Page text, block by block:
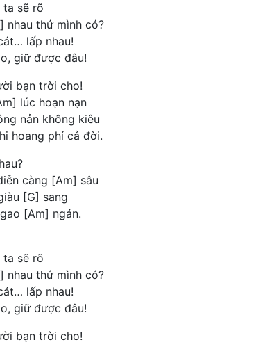
sẽ rõ
nhau thứ mình có?
lấp nhau!
giữ được đâu!
bạn trời cho!
lúc hoạn nạn
nản không kiêu
hoang phí cả đời.
càng [Am] sâu
[G] sang
[Am] ngán.
sẽ rõ
nhau thứ mình có?
lấp nhau!
giữ được đâu!
bạn trời cho!